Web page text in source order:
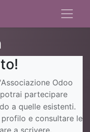
Odoo
potrai partecipare
a quelle esistenti.
e consultare le
a scrivere.